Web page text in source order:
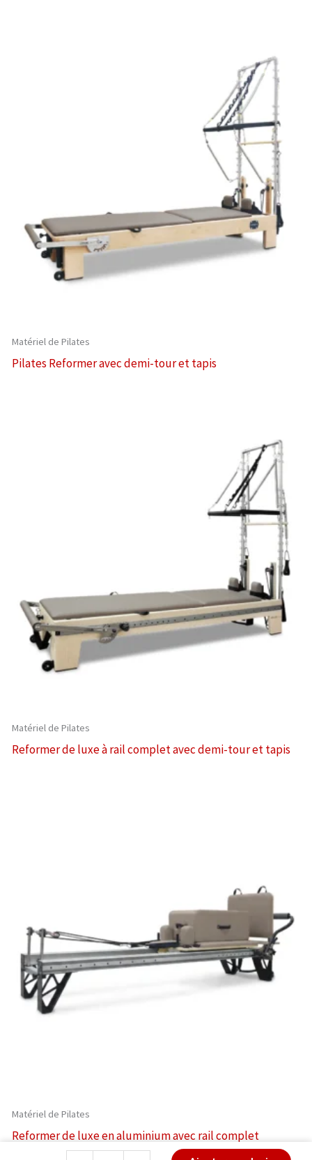
Matériel de Pilates
Pilates Reformer avec demi-tour et tapis
Matériel de Pilates
Reformer de luxe à rail complet avec demi-tour et tapis
Matériel de Pilates
Reformer de luxe en aluminium avec rail complet
quantité